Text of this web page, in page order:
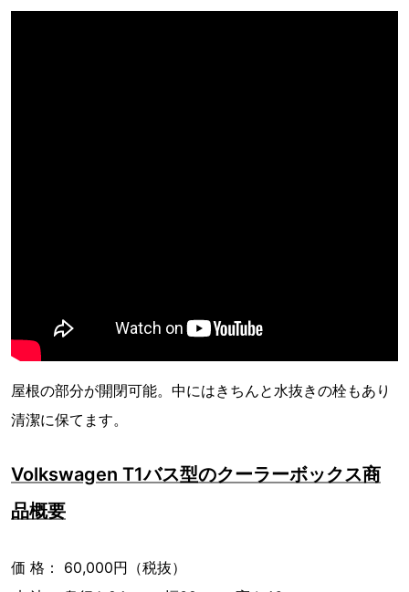
屋根の部分が開閉可能。中にはきちんと水抜きの栓もあり
清潔に保てます。
Volkswagen T1バス型のクーラーボックス商
品概要
価 格： 60,000円（税抜）